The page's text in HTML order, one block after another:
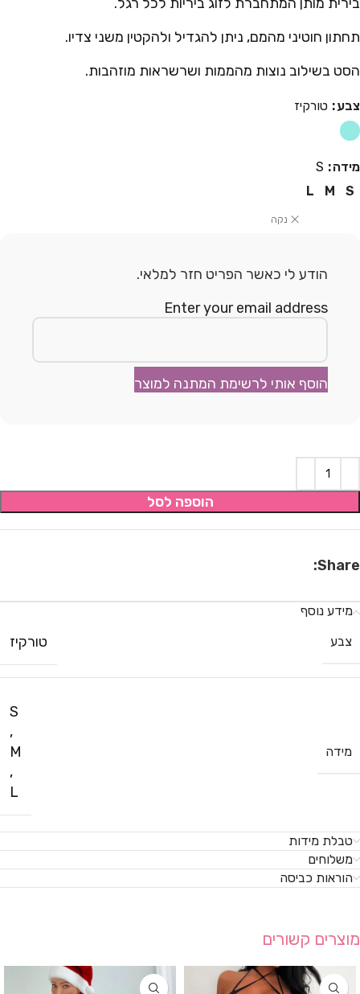
תחתון חוטיני מהמם, ניתן להגדיל ולהקטין משני צדיו.
הסט בשילוב נוצות מהממות ושרשראות מוזהבות.
צבע טורקיז
מידה
S
S
M
L
נקה
הודע לי כאשר הפריט חזר למלאי.
Enter your email address
הוסף אותי לרשימת המתנה למוצר
הוספה לסל
Share:
מידע נוסף
צבע
טורקיז
מידה
S
,
M
,
L
טבלת מידות
משלוחים
הוראות כביסה
מוצרים קשורים